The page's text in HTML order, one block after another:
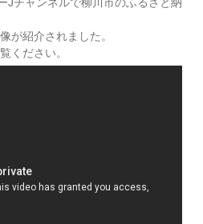
が紹介されました。
ください。